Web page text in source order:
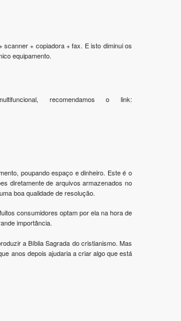
+ copiadora + fax. E isto diminui os
equipamento.
recomendamos o link:
poupando espaço e dinheiro. Este é o
diretamente de arquivos armazenados no
boa qualidade de resolução.
consumidores optam por ela na hora de
importância.
a Bíblia Sagrada do cristianismo. Mas
anos depois ajudaria a criar algo que está